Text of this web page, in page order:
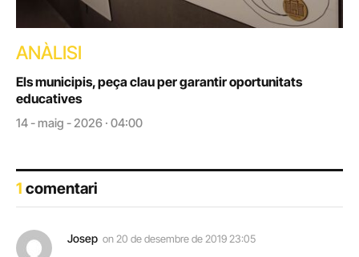
ANÀLISI
Els municipis, peça clau per garantir oportunitats
educatives
14 - maig - 2026 · 04:00
1 comentari
Josep on 20 de desembre de 2019 23:05